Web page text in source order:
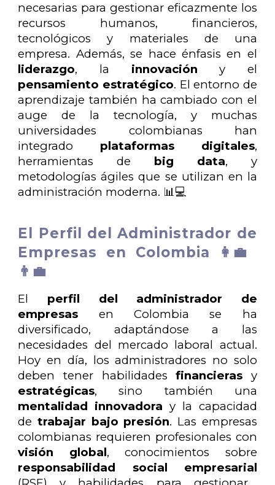
necesarias para gestionar eficazmente los
recursos humanos, financieros,
tecnológicos y materiales de una
empresa. Además, se hace énfasis en el
liderazgo, la innovación y el
pensamiento estratégico. El entorno de
aprendizaje también ha cambiado con el
auge de la tecnología, y muchas
universidades colombianas han
integrado plataformas digitales,
herramientas de big data, y
metodologías ágiles que se utilizan en la
administración moderna. 📊💻
El Perfil del Administrador de
Empresas en Colombia 👩‍💼
👨‍💼
El perfil del administrador de
empresas en Colombia se ha
diversificado, adaptándose a las
necesidades del mercado laboral actual.
Hoy en día, los administradores no solo
deben tener habilidadesfinancieras y
estratégicas, sino también una
mentalidad innovadora y la capacidad
detrabajar bajo presión. Las empresas
colombianas requieren profesionales con
visión global, conocimientos sobre
responsabilidad social empresarial